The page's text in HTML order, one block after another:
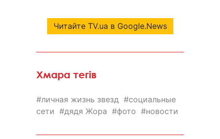
Читайте TV.ua в Google.News
Хмара тегів
личная жизнь звезд
социальные
сети
дядя Жора фото новости